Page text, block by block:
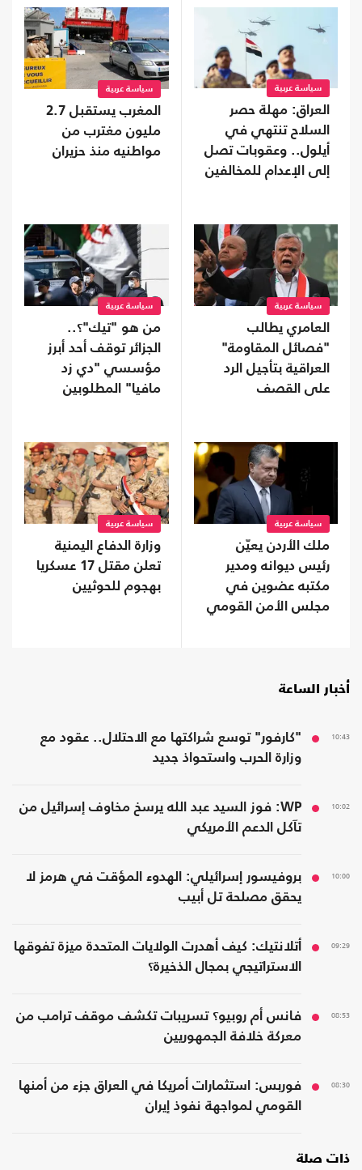
سياسة عربية
العراق: مهلة حصر
السلاح تنتهي في
أيلول.. وعقوبات تصل
إلى الإعدام للمخالفين
سياسة عربية
المغرب يستقبل 2.7
مليون مغترب من
مواطنيه منذ حزيران
سياسة عربية
العامري يطالب
"فصائل المقاومة"
العراقية بتأجيل الرد
على القصف
سياسة عربية
من هو "تيك"؟..
الجزائر توقف أحد أبرز
مؤسسي "دي زد
مافيا" المطلوبين
سياسة عربية
ملك الأردن يعيّن
رئيس ديوانه ومدير
مكتبه عضوين في
مجلس الأمن القومي
سياسة عربية
وزارة الدفاع اليمنية
تعلن مقتل 17 عسكريا
بهجوم للحوثيين
أخبار الساعة
10:43
"كارفور" توسع شراكتها مع الاحتلال.. عقود مع
وزارة الحرب واستحواذ جديد
10:02
WP: فوز السيد عبد الله يرسخ مخاوف إسرائيل من
تآكل الدعم الأمريكي
10:00
بروفيسور إسرائيلي: الهدوء المؤقت في هرمز لا
يحقق مصلحة تل أبيب
09:29
أتلانتيك: كيف أهدرت الولايات المتحدة ميزة تفوقها
الاستراتيجي بمجال الذخيرة؟
08:53
فانس أم روبيو؟ تسريبات تكشف موقف ترامب من
معركة خلافة الجمهوريين
08:30
فوربس: استثمارات أمريكا في العراق جزء من أمنها
القومي لمواجهة نفوذ إيران
ذات صلة